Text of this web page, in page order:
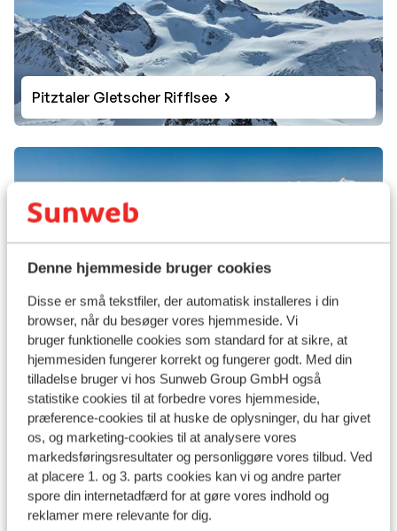
Denne hjemmeside bruger cookies
Disse er små tekstfiler, der automatisk installeres i din
browser, når du besøger vores hjemmeside. Vi
bruger funktionelle cookies som standard for at sikre, at
hjemmesiden fungerer korrekt og fungerer godt. Med din
tilladelse bruger vi hos Sunweb Group GmbH også
statistike cookies til at forbedre vores hjemmeside,
præference-cookies til at huske de oplysninger, du har givet
os, og marketing-cookies til at analysere vores
markedsføringsresultater og personliggøre vores tilbud. Ved
at placere 1. og 3. parts cookies kan vi og andre parter
spore din internetadfærd for at gøre vores indhold og
reklamer mere relevante for dig.
Pitztaler Gletscher Rifflsee
Stubaital